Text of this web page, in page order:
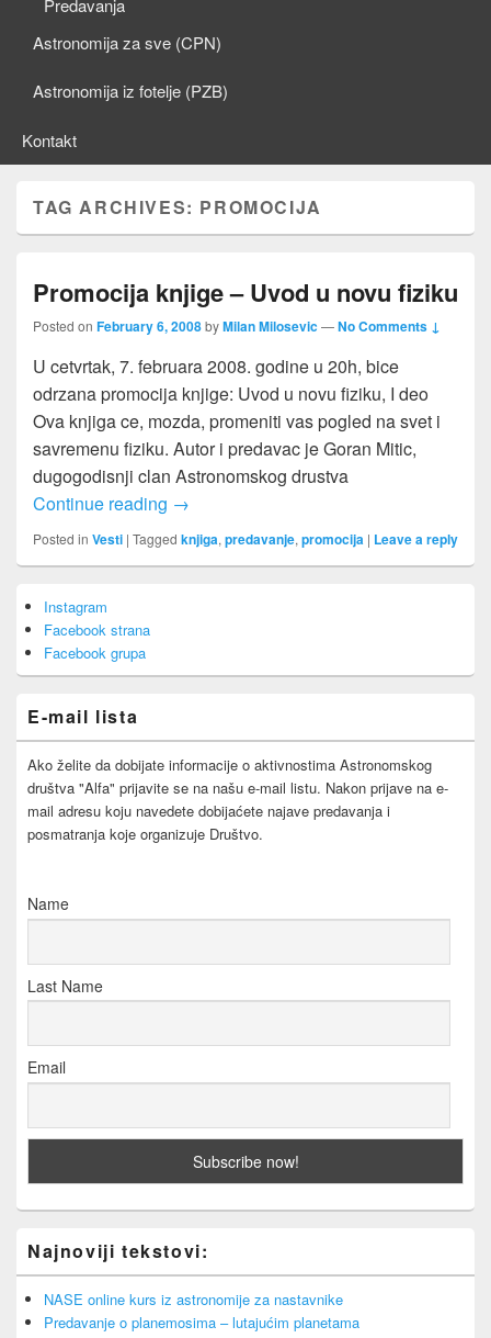
Predavanja
Astronomija za sve (CPN)
Astronomija iz fotelje (PZB)
Kontakt
TAG ARCHIVES: PROMOCIJA
Promocija knjige – Uvod u novu fiziku
Posted on February 6, 2008byMilan Milosevic—No Comments ↓
U cetvrtak, 7. februara 2008. godine u 20h, bice
odrzana promocija knjige: Uvod u novu fiziku, I deo
Ova knjiga ce, mozda, promeniti vas pogled na svet i
savremenu fiziku. Autor i predavac je Goran Mitic,
dugogodisnji clan Astronomskog drustva
Continue reading Promocija knjige – Uvod u novu fiziku
→
Posted in Vesti | Tagged knjiga, predavanje, promocija | Leave a reply
Sidebar
Widget
Area
Instagram
Facebook strana
Facebook grupa
E-mail lista
Ako želite da dobijate informacije o aktivnostima Astronomskog
društva "Alfa" prijavite se na našu e-mail listu. Nakon prijave na e-
mail adresu koju navedete dobijaćete najave predavanja i
posmatranja koje organizuje Društvo.
Name
Last Name
Email
Najnoviji tekstovi:
NASE online kurs iz astronomije za nastavnike
Predavanje o planemosima – lutajućim planetama